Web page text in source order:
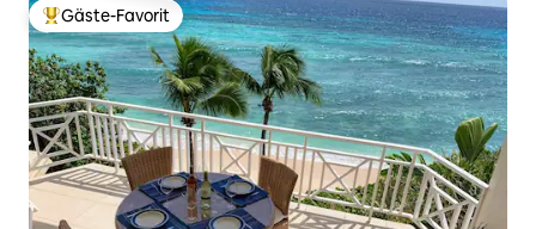
Beliebter Gäste-Favorit.
Gäste-Favorit